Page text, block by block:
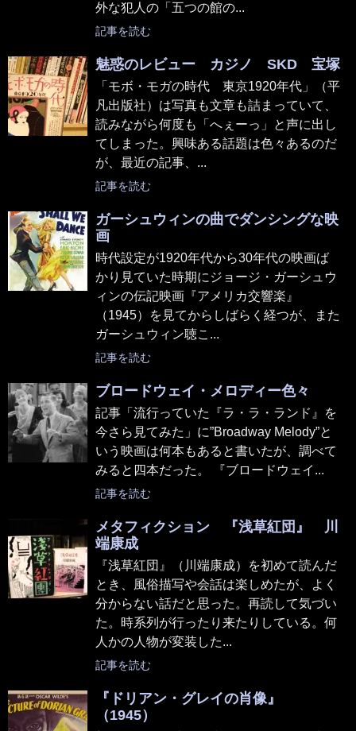
外な犯人の「五つの館の...
記事を読む
魅惑のレビュー カジノ SKD 宝塚
「モボ・モガの時代 東京1920年代」（平
凡出版社）は写真も文章も詰まっていて、
読みながら何度も「へぇーっ」と声に出し
てしまった。興味ある話題は色々あるのだ
が、最近の記事、...
記事を読む
ガーシュウィンの曲でダンシングな映
画
時代設定が1920年代から30年代の映画ば
かり見ていた時期にジョージ・ガーシュウ
ィンの伝記映画『アメリカ交響楽』
（1945）を見てからしばらく経つが、また
ガーシュウィン聴こ...
記事を読む
ブロードウェイ・メロディー色々
記事「流行っていた『ラ・ラ・ランド』を
今さら見てみた」に”Broadway Melody”と
いう映画は何本もあると書いたが、調べて
みると四本だった。 『ブロードウェイ...
記事を読む
メタフィクション 『浅草紅団』 川
端康成
『浅草紅団』（川端康成）を初めて読んだ
とき、風俗描写や会話は楽しめたが、よく
分からない話だと思った。再読して気づい
た。時系列が行ったり来たりしている。何
人かの人物が変装した...
記事を読む
『ドリアン・グレイの肖像』
（1945）